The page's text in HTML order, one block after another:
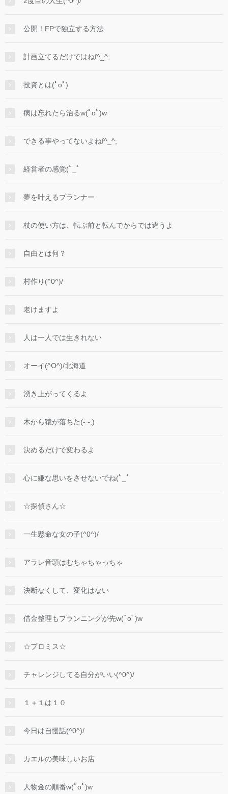
公開！FPで独立する方法
計画立てるだけではねf^_^;
投資とは(ﾟoﾟ)
病は忘れたら治るw(ﾟoﾟ)w
できる事やってないよねf^_^;
経営者の感覚(ﾟ_ﾟ
夢を叶えるプランナー
杖の使い方は、転ぶ前と転んでからでは違うよ
自由とは何？
村作り(^0^)/
老けますよ
人は一人では生きれない
オーイ(^O^)/北海道
湧き上がってくるよ
木から猿が落ちた(-.-;)
決めるだけで変わるよ
心に嫌な思いをさせないでね(ﾟ_ﾟ
☆探偵さん☆
一生懸命な女の子(^0^)/
アラレ音頭はむちゃちゃっちゃ
決断なくして、変化はない
借金整理もプランニングが先w(ﾟoﾟ)w
☆プロミス☆
チャレンジしてる自分がいい(^0^)/
１＋１は１０
今日は自慢話(^0^)/
カエルの美味しいお店
人物金の順番w(ﾟoﾟ)w